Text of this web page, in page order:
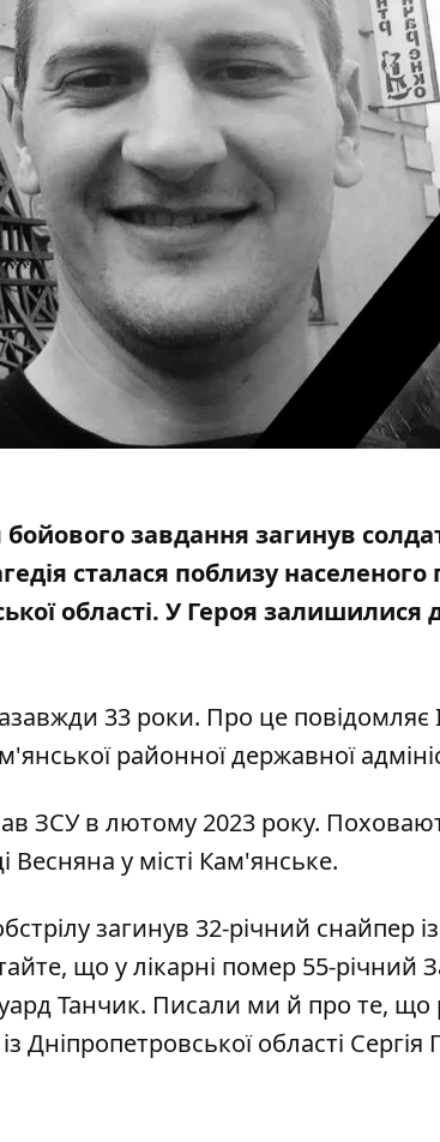
завдання загинув
сталася поблизу населеного
області. У Героя
33 роки. Про це повідомляє
районної державної
ЗСУ в лютому 2023 року.
Весняна у місті Кам'янське.
загинув 32-річний снайпер із
що у лікарні помер 55-річний
Танчик. Писали ми й про те, що
Дніпропетровської області Сергія